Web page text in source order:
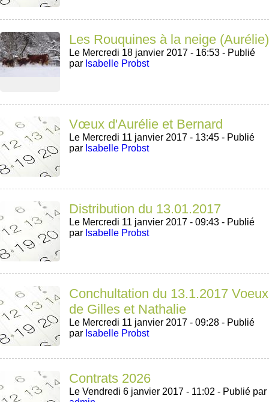
Les Rouquines à la neige (Aurélie)
Le Mercredi 18 janvier 2017 - 16:53 - Publié
par Isabelle Probst
Vœux d'Aurélie et Bernard
Le Mercredi 11 janvier 2017 - 13:45 - Publié
par Isabelle Probst
Distribution du 13.01.2017
Le Mercredi 11 janvier 2017 - 09:43 - Publié
par Isabelle Probst
Conchultation du 13.1.2017 Voeux
de Gilles et Nathalie
Le Mercredi 11 janvier 2017 - 09:28 - Publié
par Isabelle Probst
Contrats 2026
Le Vendredi 6 janvier 2017 - 11:02 - Publié par